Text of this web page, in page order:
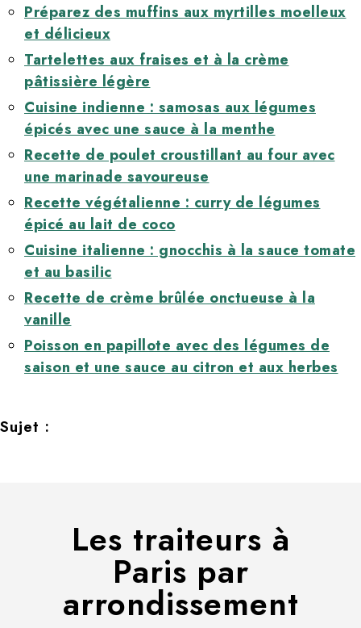
Préparez des muffins aux myrtilles moelleux
et délicieux
Tartelettes aux fraises et à la crème
pâtissière légère
Cuisine indienne : samosas aux légumes
épicés avec une sauce à la menthe
Recette de poulet croustillant au four avec
une marinade savoureuse
Recette végétalienne : curry de légumes
épicé au lait de coco
Cuisine italienne : gnocchis à la sauce tomate
et au basilic
Recette de crème brûlée onctueuse à la
vanille
Poisson en papillote avec des légumes de
saison et une sauce au citron et aux herbes
Sujet :
Les traiteurs à
Paris par
arrondissement